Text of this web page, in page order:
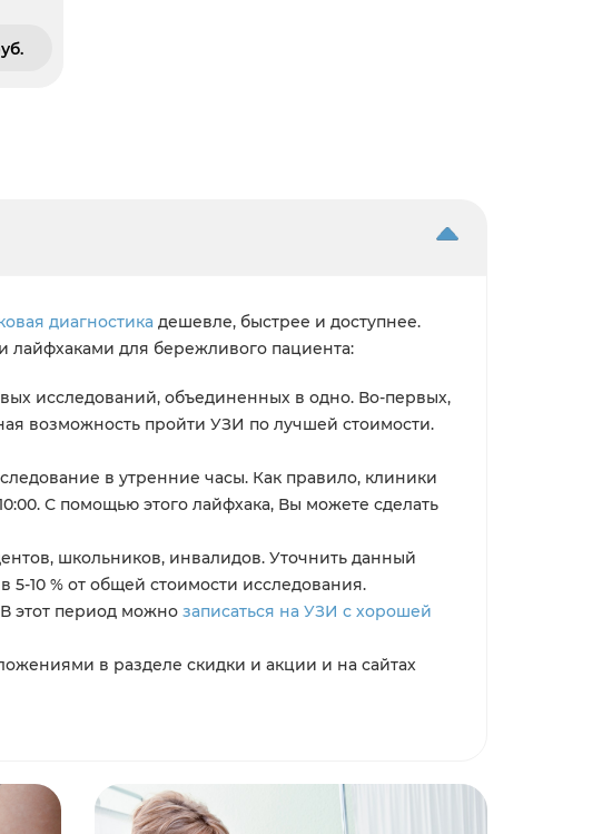
диагностика дешевле, быстрее и доступнее.
для бережливого пациента:
исследований, объединенных в одно. Во-первых,
возможность пройти УЗИ по лучшей стоимости.
в утренние часы. Как правило, клиники
С помощью этого лайфхака, Вы можете сделать
школьников, инвалидов. Уточнить данный
5-10 % от общей стоимости исследования.
В этот период можно записаться на УЗИ с хорошей
в разделе скидки и акции и на сайтах